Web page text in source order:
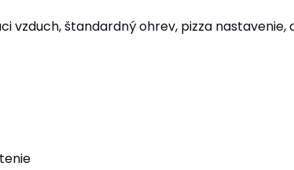
vzduch, štandardný ohrev, pizza nastavenie,